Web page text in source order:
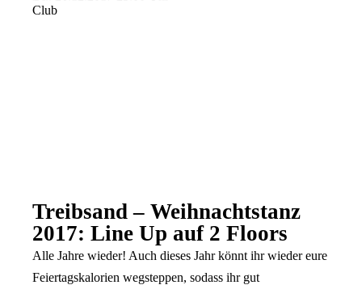
Club
Treibsand – Weihnachtstanz
2017: Line Up auf 2 Floors
Alle Jahre wieder! Auch dieses Jahr könnt ihr wieder eure
Feiertagskalorien wegsteppen, sodass ihr gut